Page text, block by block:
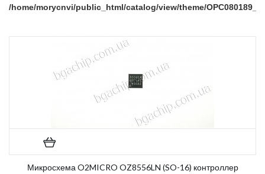
/home/morycnvi/public_html/catalog/view/theme/
Микросхема O2MICRO OZ8556LN (SO-16) контроллер